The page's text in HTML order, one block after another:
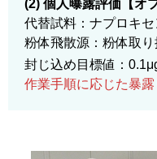
(2) 個人曝露評価【オ
代替試料：ナプロキ
粉体飛散源：粉体取
封じ込め目標値：
作業手順に応じた暴